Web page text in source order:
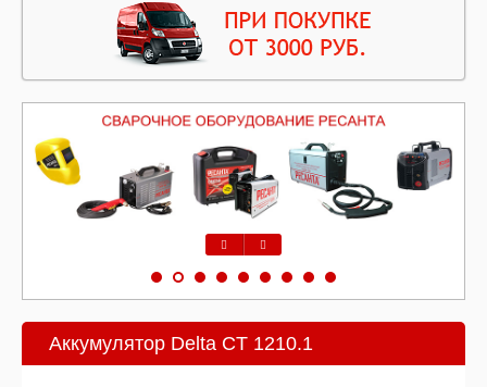
Аккумулятор Delta CT 1210.1